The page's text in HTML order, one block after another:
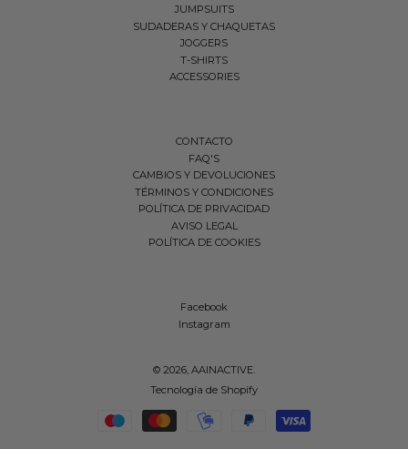
JUMPSUITS
SUDADERAS Y CHAQUETAS
JOGGERS
T-SHIRTS
ACCESSORIES
CONTACTO
FAQ'S
CAMBIOS Y DEVOLUCIONES
TÉRMINOS Y CONDICIONES
POLÍTICA DE PRIVACIDAD
AVISO LEGAL
POLÍTICA DE COOKIES
Facebook
Instagram
© 2026, AAINACTIVE
Tecnología de Shopify
Métodos de pago